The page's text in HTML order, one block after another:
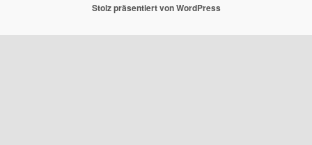
Stolz präsentiert von WordPress